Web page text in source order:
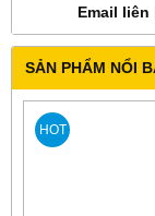
Email liên
SẢN PHẨM NỔI
HOT